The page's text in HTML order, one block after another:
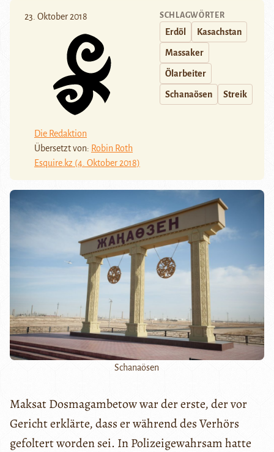
23. Oktober 2018
Die Redaktion
Übersetzt von: Robin Roth
Esquire.kz (4. Oktober 2018)
SCHLAGWÖRTER
Erdöl Kasachstan
Massaker
Ölarbeiter
Schanaösen Streik
Schanaösen
Maksat Dosmagambetow war der erste, der vor
Gericht erklärte, dass er während des Verhörs
gefoltert worden sei. In Polizeigewahrsam hatte